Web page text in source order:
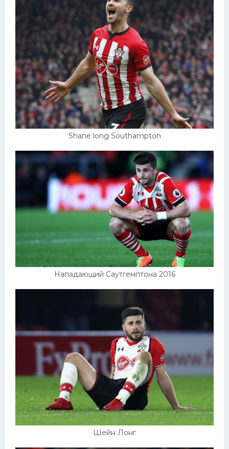
Shane long Southampton
Нападающий Саутгемптона 2016
Шейн Лонг